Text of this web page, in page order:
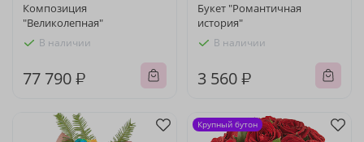
Композиция
"Великолепная"
В наличии
77 790 ₽
Букет "Романтичная
история"
В наличии
3 560 ₽
Крупный бутон